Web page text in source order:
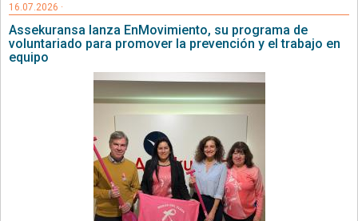
16.07.2026 ·
Assekuransa lanza EnMovimiento, su programa de
voluntariado para promover la prevención y el trabajo en
equipo